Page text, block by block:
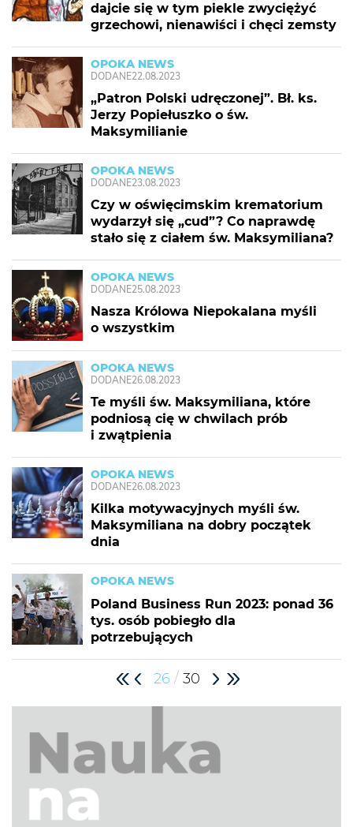
dajcie się w tym piekle zwyciężyć
grzechowi, nienawiści i chęci zemsty
OPOKA NEWS
DODANE22.08.2023
„Patron Polski udręczonej”. Bł. ks.
Jerzy Popiełuszko o św.
Maksymilianie
OPOKA NEWS
DODANE23.08.2023
Czy w oświęcimskim krematorium
wydarzył się „cud”? Co naprawdę
stało się z ciałem św. Maksymiliana?
OPOKA NEWS
DODANE25.08.2023
Nasza Królowa Niepokalana myśli
o wszystkim
OPOKA NEWS
DODANE26.08.2023
Te myśli św. Maksymiliana, które
podniosą cię w chwilach prób
i zwątpienia
OPOKA NEWS
DODANE26.08.2023
Kilka motywacyjnych myśli św.
Maksymiliana na dobry początek
dnia
OPOKA NEWS
Poland Business Run 2023: ponad 36
tys. osób pobiegło dla
potrzebujących
26 / 30